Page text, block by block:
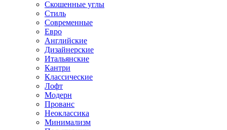
Скошенные углы
Стиль
Современные
Евро
Английские
Дизайнерские
Итальянские
Кантри
Классические
Лофт
Модерн
Прованс
Неоклассика
Минимализм